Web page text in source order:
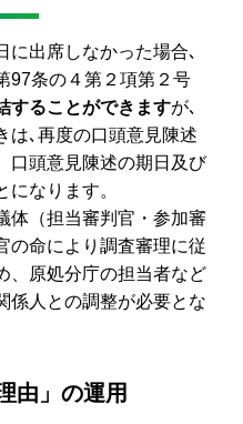
に出席しなかった場合､
97条の４第２項第２号
することができますが､
は､再度の口頭意見陳述
口頭意見陳述の期日及び
なります。
体（担当審判官・参加審
の命により調査審理に従
、原処分庁の担当者など
係人との調整が必要とな
由」の運用